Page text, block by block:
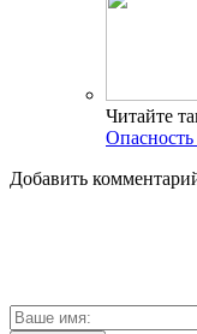
Читайте
Добавить